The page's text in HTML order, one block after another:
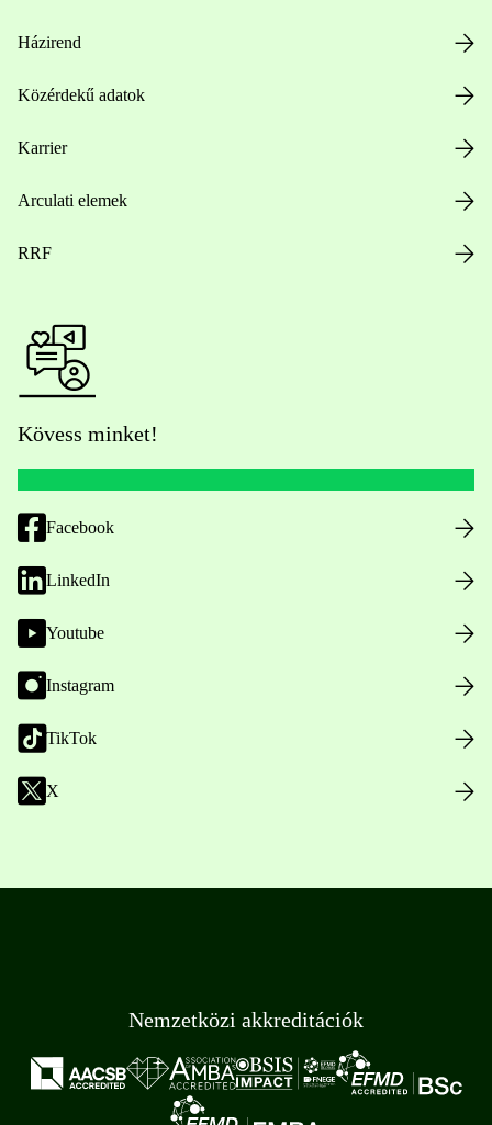
Házirend
Közérdekű adatok
Karrier
Arculati elemek
RRF
Kövess minket!
Facebook
LinkedIn
Youtube
Instagram
TikTok
X
Nemzetközi akkreditációk